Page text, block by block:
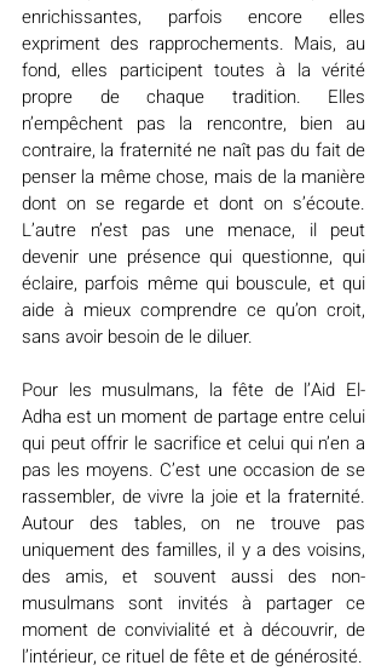
enrichissantes, parfois encore elles
expriment des rapprochements. Mais, au
fond, elles participent toutes à la vérité
propre de chaque tradition. Elles
n’empêchent pas la rencontre, bien au
contraire, la fraternité ne naît pas du fait de
penser la même chose, mais de la manière
dont on se regarde et dont on s’écoute.
L’autre n’est pas une menace, il peut
devenir une présence qui questionne, qui
éclaire, parfois même qui bouscule, et qui
aide à mieux comprendre ce qu’on croit,
sans avoir besoin de le diluer.
Pour les musulmans, la fête de l’Aid El-
Adha est un moment de partage entre celui
qui peut offrir le sacrifice et celui qui n’en a
pas les moyens. C’est une occasion de se
rassembler, de vivre la joie et la fraternité.
Autour des tables, on ne trouve pas
uniquement des familles, il y a des voisins,
des amis, et souvent aussi des non-
musulmans sont invités à partager ce
moment de convivialité et à découvrir, de
l’intérieur, ce rituel de fête et de générosité.